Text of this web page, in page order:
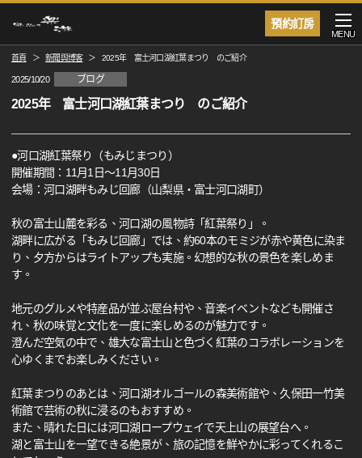
預約訂房
MENU
首頁 新聞與博客 2025年 富士河口湖紅葉まつり のご紹介
2025/10/20 ブログ
2025年 富士河口湖紅葉まつり のご紹介
●河口湖紅葉祭り（もみじまつり）
開催期間：11月1日～11月30日
会場：河口湖畔もみじ回廊（山梨県・富士河口湖町）
秋の富士山麓を彩る、河口湖の風物詩「紅葉祭り」。
湖畔に広がる「もみじ回廊」では、約60本のモミジが赤や黄色に染ま
り、夕方からはライトアップも実施。幻想的な秋の景色を楽しめま
す。
地元のグルメや特産品が並ぶ屋台村や、音楽イベントなども開催さ
れ、秋の味覚と文化を一度に楽しめるのが魅力です。
澄んだ空気の中で、雄大な富士山と色づく紅葉のコラボレーションを
心ゆくまでお楽しみください。
紅葉まつりのあとは、河口湖オルゴールの森美術館や、久保田一竹美
術館で芸術の秋に浸るのもおすすめ。
また、晴れた日には河口湖ロープウェイで天上山の展望台へ。
湖と富士山を一望できる絶景が、旅の記憶を鮮やかに彩ってくれるこ